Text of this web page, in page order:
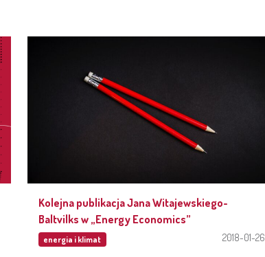
Kolejna publikacja Jana Witajewskiego-
Baltvilks w „Energy Economics”
energia i klimat 2018-01-26